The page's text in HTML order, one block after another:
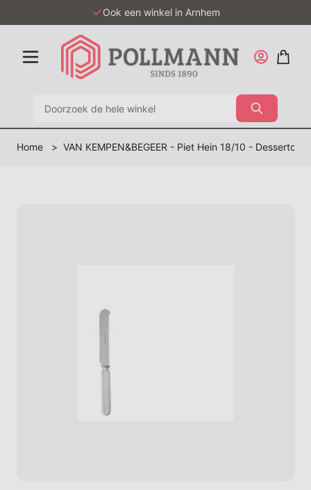
Ook een winkel in Arnhem
Home > VAN KEMPEN&BEGEER - Piet Hein 18/10 -